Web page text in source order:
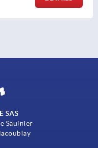
SAS
Saulnier